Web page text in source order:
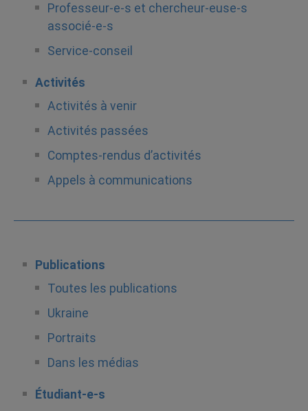
Professeur-e-s et chercheur-euse-s
associé-e-s
Service-conseil
Activités
Activités à venir
Activités passées
Comptes-rendus d’activités
Appels à communications
Publications
Toutes les publications
Ukraine
Portraits
Dans les médias
Étudiant-e-s